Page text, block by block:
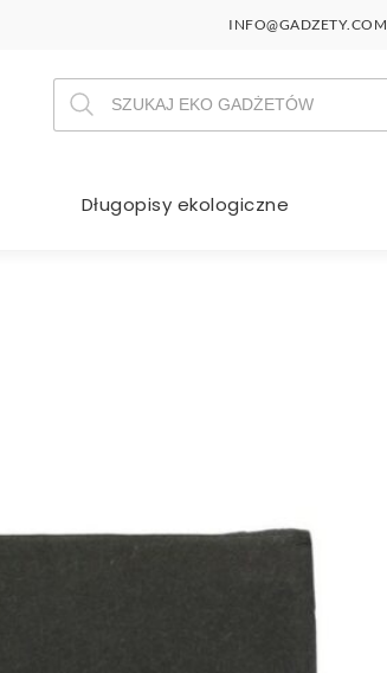
INFO@GADZETY.COM
Wyszukiwarka
produktów
Długopisy ekologiczne